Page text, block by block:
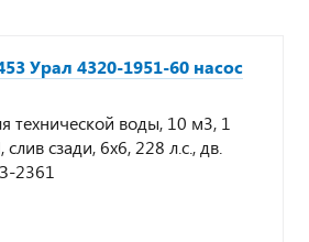
Урал 4320-1951-60 насос
технической воды, 10 м3, 1
сзади, 6х6, 228 л.с., дв.
2361